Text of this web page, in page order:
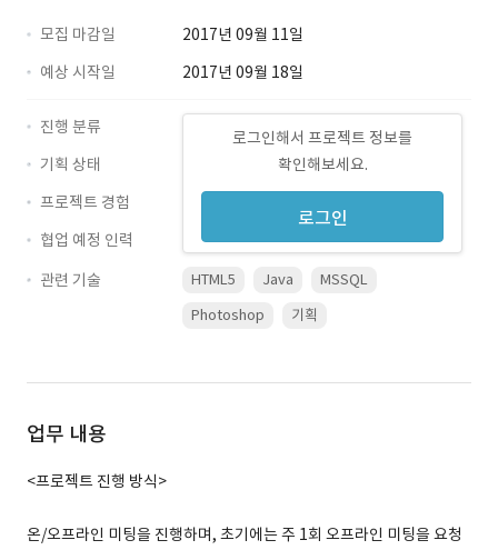
모집 마감일
2017년 09월 11일
예상 시작일
2017년 09월 18일
로그인해서 프로젝트 정보를
확인해보세요.
로그인
진행 분류
기획 상태
프로젝트 경험
협업 예정 인력
관련 기술
HTML5 Java
MSSQL
Photoshop
기획
업무 내용
<프로젝트 진행 방식>
온/오프라인 미팅을 진행하며, 초기에는 주 1회 오프라인 미팅을 요청